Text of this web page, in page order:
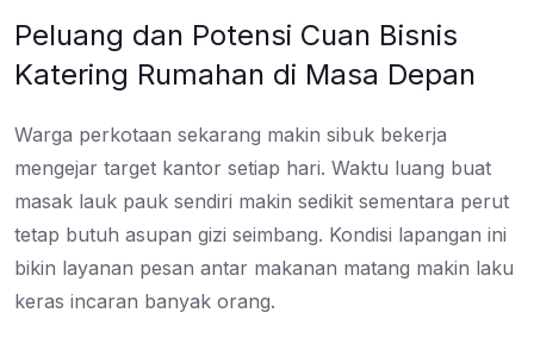
Peluang dan Potensi Cuan Bisnis
Katering Rumahan di Masa Depan
Warga perkotaan sekarang makin sibuk bekerja
mengejar target kantor setiap hari. Waktu luang buat
masak lauk pauk sendiri makin sedikit sementara perut
tetap butuh asupan gizi seimbang. Kondisi lapangan ini
bikin layanan pesan antar makanan matang makin laku
keras incaran banyak orang.